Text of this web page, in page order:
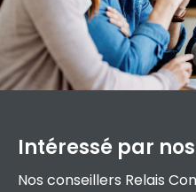
Intéressé par
Nos conseillers Relais